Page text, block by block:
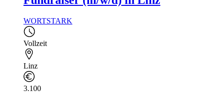
WORTSTARK
Vollzeit
Linz
3.100